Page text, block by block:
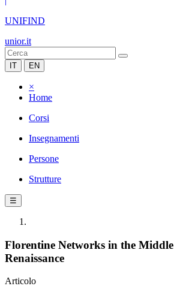
UNIFIND
unior.it
IT EN
×
Home
Corsi
Insegnamenti
Persone
Strutture
☰
Florentine Networks in the
Renaissance
Articolo